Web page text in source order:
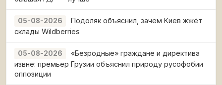
05-08-2026
Подоляк объяснил, зачем Киев жжёт
склады Wildberries
05-08-2026
«Безродные» граждане и директива
извне: премьер Грузии объяснил природу русофобии
оппозиции